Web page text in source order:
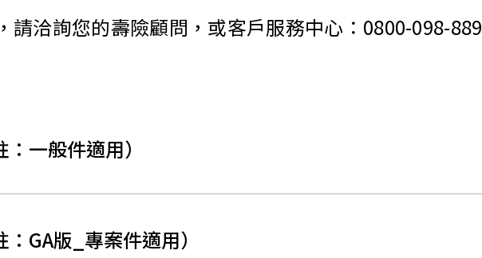
請洽詢您的壽險顧問，或客戶服務中心：0800-098-889
一般件適用）
GA版_專案件適用）